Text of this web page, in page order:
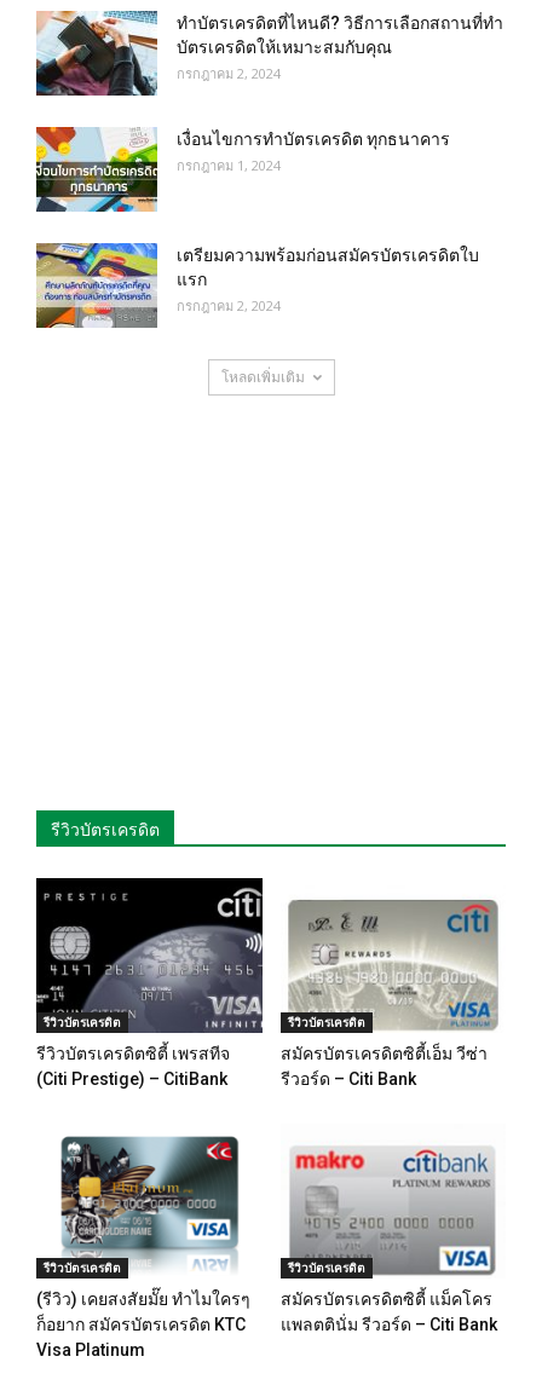
ทําบัตรเครดิตที่ไหนดี? วิธีการเลือกสถานที่ทำ
บัตรเครดิตให้เหมาะสมกับคุณ
กรกฎาคม 2, 2024
เงื่อนไขการทําบัตรเครดิต ทุกธนาคาร
กรกฎาคม 1, 2024
เตรียมความพร้อมก่อนสมัครบัตรเครดิตใบ
แรก
กรกฎาคม 2, 2024
โหลดเพิ่มเติม
รีวิวบัตรเครดิต
รีวิวบัตรเครดิต
รีวิวบัตรเครดิตซิตี้ เพรสทีจ
(Citi Prestige) – CitiBank
รีวิวบัตรเครดิต
สมัครบัตรเครดิตซิตี้เอ็ม วีซ่า
รีวอร์ด – Citi Bank
รีวิวบัตรเครดิต
(รีวิว) เคยสงสัยมั๊ย ทำไมใครๆ
ก็อยาก สมัครบัตรเครดิต KTC
Visa Platinum
รีวิวบัตรเครดิต
สมัครบัตรเครดิตซิตี้ แม็คโคร
แพลตตินั่ม รีวอร์ด – Citi Bank